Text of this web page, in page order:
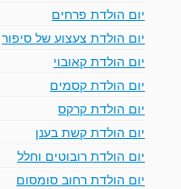
יום הולדת פרחים
יום הולדת צעצוע של סיפור
יום הולדת קאובוי
יום הולדת קסמים
יום הולדת קרקס
יום הולדת קשת בענן
יום הולדת רובוטים וחלל
יום הולדת רחוב סומסום